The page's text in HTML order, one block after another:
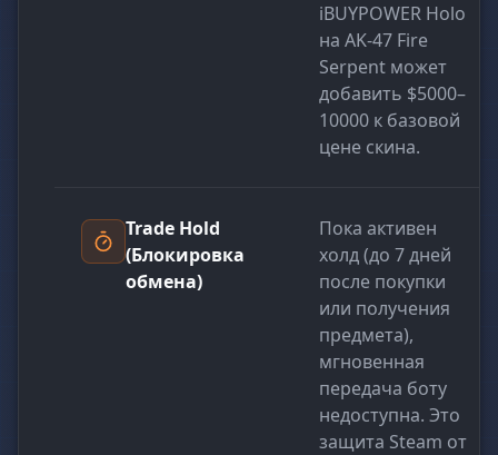
iBUYPOWER Holo
на AK-47 Fire
Serpent может
добавить $5000–
10000 к базовой
цене скина.
Trade Hold
(Блокировка
обмена)
Пока активен
холд (до 7 дней
после покупки
или получения
предмета),
мгновенная
передача боту
недоступна. Это
защита Steam от